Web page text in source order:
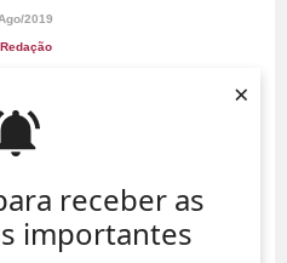
receber as
importantes
×
2019